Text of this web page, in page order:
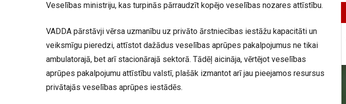
Veselības ministriju, kas turpinās pārraudzīt kopējo veselības nozares attīstību.
VADDA pārstāvji vērsa uzmanību uz privāto ārstniecības iestāžu kapacitāti un
veiksmīgu pieredzi, attīstot dažādus veselības aprūpes pakalpojumus ne tikai
ambulatorajā, bet arī stacionārajā sektorā. Tādēļ aicināja, vērtējot veselības
aprūpes pakalpojumu attīstību valstī, plašāk izmantot arī jau pieejamos resursus
privātajās veselības aprūpes iestādēs.